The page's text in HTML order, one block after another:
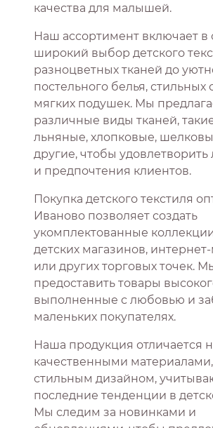
качества для малышей.
Наш ассортимент включает в
широкий выбор детского
разноцветных тканей до
постельного белья, стильных
мягких подушек. Мы
различные виды тканей,
льняные, хлопковые,
другие, чтобы
и предпочтения клиентов.
Покупка детского текстиля
Иваново позволяет создать
укомплектованные
детских магазинов,
или других торговых точек.
предоставить товары
выполненные с любовью и
маленьких покупателях.
Наша продукция отличается
качественными
стильным дизайном,
последние тенденции в
Мы следим за новинками и